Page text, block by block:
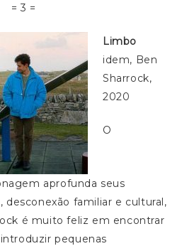
= 3 =
Limbo
idem, Ben
Sharrock,
2020
O
aprofunda seus
familiar e cultural,
é muito feliz em encontrar
pequenas